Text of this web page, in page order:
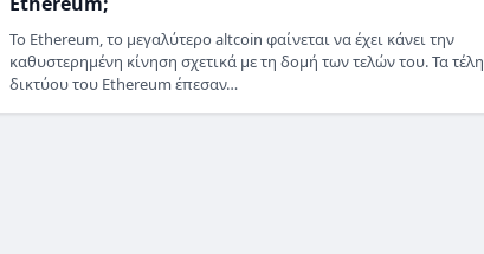
Το Ethereum, το μεγαλύτερο altcoin φαίνεται να έχει κάνει την
καθυστερημένη κίνηση σχετικά με τη δομή των τελών του. Τα τέλη
δικτύου του Ethereum έπεσαν…